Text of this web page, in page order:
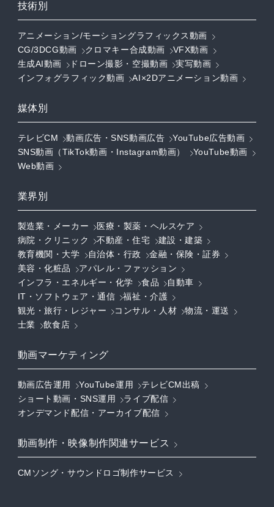
技術別
アニメーション/モーショングラフィックス動画
CG/3DCG動画
クロマキー合成動画
VFX動画
生成AI動画
ドローン撮影・空撮動画
実写動画
インフォグラフィック動画
AI×2Dアニメーション動画
媒体別
テレビCM 動画広告・SNS動画広告
YouTube広告動画
SNS動画（TikTok動画・Instagram動画）
YouTube動画
Web動画
業界別
製造業・メーカー
医療・製薬・ヘルスケア
病院・クリニック
不動産・住宅
建設・建築
教育機関・大学
自治体・行政
金融・保険・証券
美容・化粧品
アパレル・ファッション
インフラ・エネルギー・化学
食品
自動車
IT・ソフトウェア・通信
福祉・介護
観光・旅行・レジャー
コンサル・人材
物流・運送
士業
飲食店
動画マーケティング
動画広告運用 YouTube運用
テレビCM出稿
ショート動画・SNS運用
ライブ配信
オンデマンド配信・アーカイブ配信
動画制作・映像制作関連サービス
CMソング・サウンドロゴ制作サービス